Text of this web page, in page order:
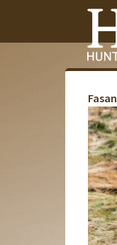
Fasan